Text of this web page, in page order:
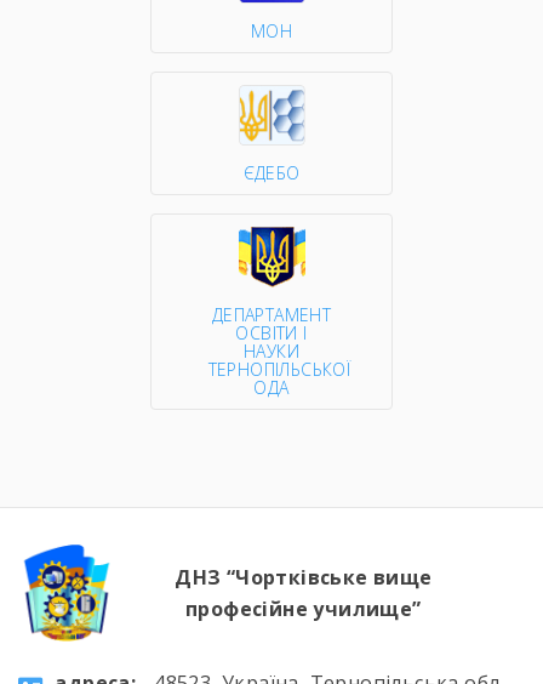
МОН
ЄДЕБО
ДЕПАРТАМЕНТ
ОСВІТИ І
НАУКИ
ТЕРНОПІЛЬСЬКОЇ
ОДА
ДНЗ “Чортківське вище
професійне училище”